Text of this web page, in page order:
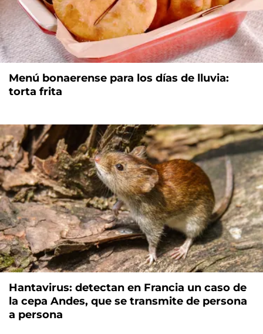
Menú bonaerense para los días de lluvia:
torta frita
Hantavirus: detectan en Francia un caso de
la cepa Andes, que se transmite de persona
a persona